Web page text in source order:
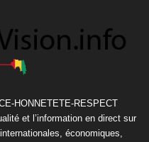
HONNETETE-RESPECT
et l’information en direct sur
économiques,